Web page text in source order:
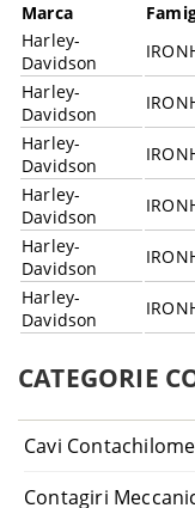
Marca
Harley-
Davidson
Harley-
Davidson
Harley-
Davidson
Harley-
Davidson
Harley-
Davidson
Harley-
Davidson
CATEGORIE
Cavi
Contagiri